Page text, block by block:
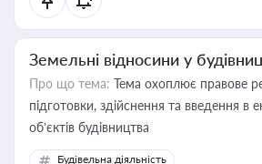
Земельні відносини у
Про що тема: Тема охоплює правове
підготовки, здійснення та введення в
об’єктів будівництва
Будівельна діяльність